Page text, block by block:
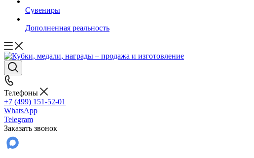
Сувениры
Дополненная реальность
Телефоны
+7 (499) 151-52-01
WhatsApp
Telegram
Заказать звонок